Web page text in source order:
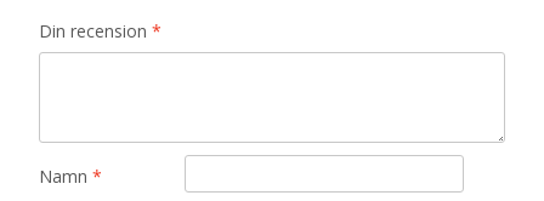
Din recension *
Namn *